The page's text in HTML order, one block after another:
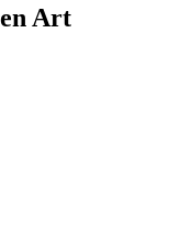
Art